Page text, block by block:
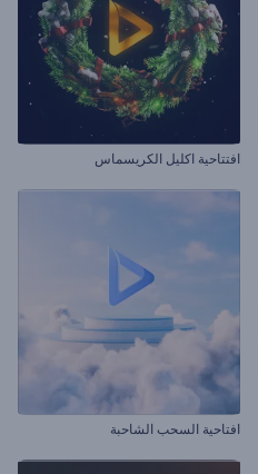
افتتاحية اكليل الكريسماس
افتاحية السحب الشاحبة